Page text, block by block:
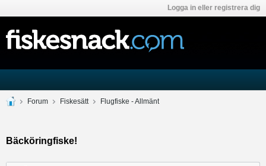
Logga in eller registrera dig
Forum Fiskesätt Flugfiske - Allmänt
Bäcköringfiske!